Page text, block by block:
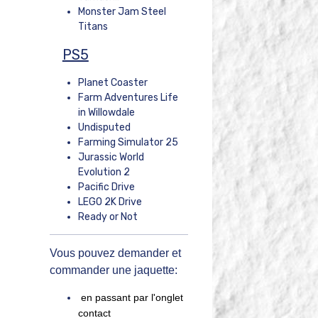
Monster Jam Steel
Titans
PS5
Planet Coaster
Farm Adventures Life
in Willowdale
Undisputed
Farming Simulator 25
Jurassic World
Evolution 2
Pacific Drive
LEGO 2K Drive
Ready or Not
Vous pouvez demander et
commander une jaquette:
en passant par l'onglet
contact